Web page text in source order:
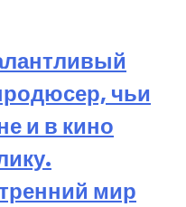
чьи
и в кино
мир